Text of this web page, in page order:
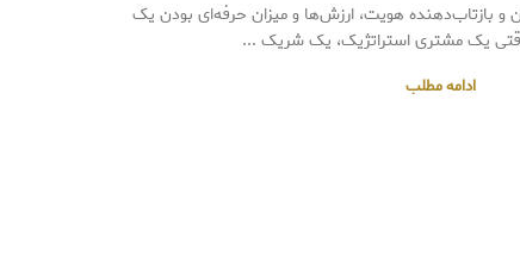
و بازتاب‌دهنده هویت، ارزش‌ها و میزان حرفه‌ای بودن یک
یک مشتری استراتژیک، یک شریک ...
ادامه مطلب